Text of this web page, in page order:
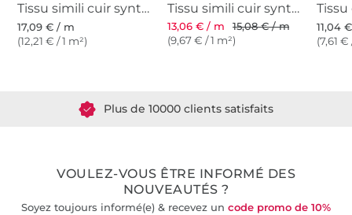
Tissu simili cuir synthétique lavea, noir
17,09 € / m
(12,21 € / 1 m²)
Tissu simili cuir synthetique Nappa, noir
13,06 € / m
15,08 € / m
(9,67 € / 1 m²)
11,04
(7,61 €
Plus de 10000 clients satisfaits
VOULEZ-VOUS ÊTRE INFORMÉ DES
NOUVEAUTÉS ?
Soyez toujours informé(e) & recevez un code promo de 10%